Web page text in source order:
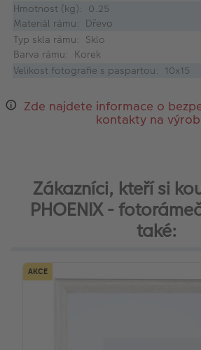
Hmotnost (kg): 0.25
Materiál rámu: Dřevo
Typ skla rámu: Sklo
Barva rámu: Korek
Velikost fotografie s paspartou: 10x15
Zde najdete informace o
kontakty na
Zákazníci, kteří si
PHOENIX -
také:
AKCE